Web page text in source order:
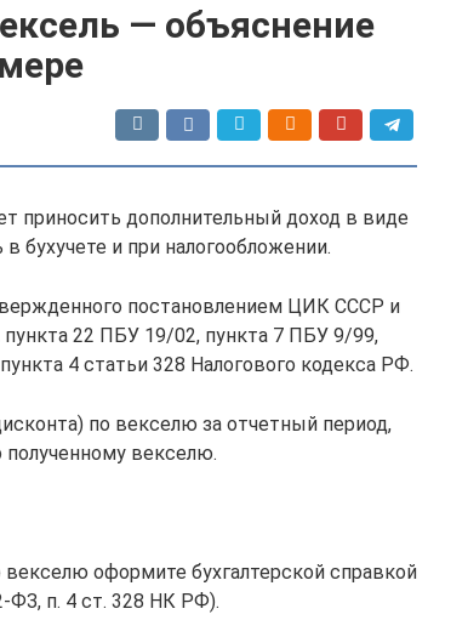
— объяснение
приносить дополнительный доход в виде
бухучете и при налогообложении.
постановлением ЦИК СССР и
22 ПБУ 19/02, пункта 7 ПБУ 9/99,
4 статьи 328 Налогового кодекса РФ.
по векселю за отчетный период,
векселю.
оформите бухгалтерской справкой
ФЗ, п. 4 ст. 328 НК РФ).